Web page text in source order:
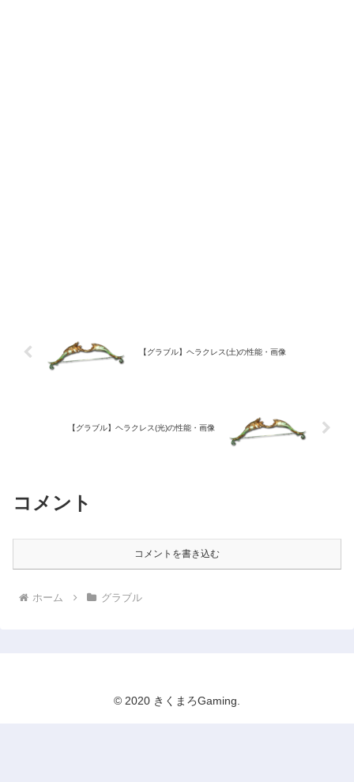
【グラブル】ヘラクレス(土)の性能・画像
【グラブル】ヘラクレス(光)の性能・画像
コメント
コメントを書き込む
ホーム グラブル
© 2020 きくまろGaming.